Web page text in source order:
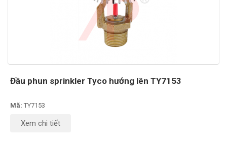
Đầu phun sprinkler Tyco hướng lên TY7153
Mã: TY7153
Xem chi tiết